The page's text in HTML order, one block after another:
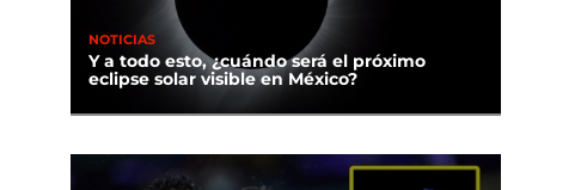
NOTICIAS
Y a todo esto, ¿cuándo será el próximo
eclipse solar visible en México?